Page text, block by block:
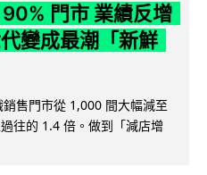
門市 業績反增
變成最潮「新鮮
售門市從 1,000 間大幅減至
往的 1.4 倍。做到「減店增